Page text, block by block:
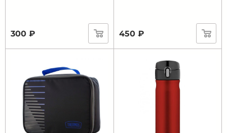
300 ₽ 450 ₽